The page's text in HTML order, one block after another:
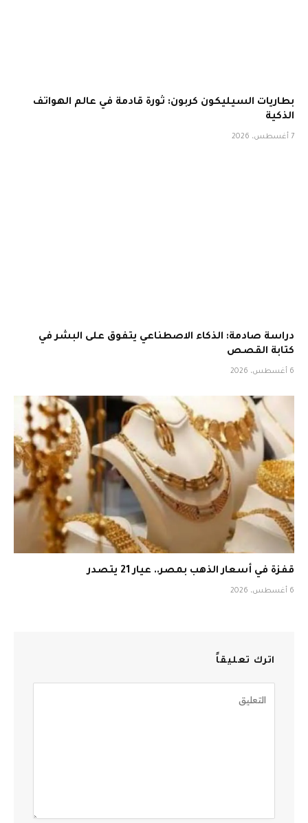
بطاريات السيليكون كربون: ثورة قادمة في عالم الهواتف
الذكية
7 أغسطس، 2026
دراسة صادمة: الذكاء الاصطناعي يتفوق على البشر في
كتابة القصص
6 أغسطس، 2026
قفزة في أسعار الذهب بمصر.. عيار 21 يتصدر
6 أغسطس، 2026
اترك تعليقاً